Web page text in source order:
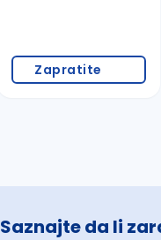
Zapratite
Saznajte da li